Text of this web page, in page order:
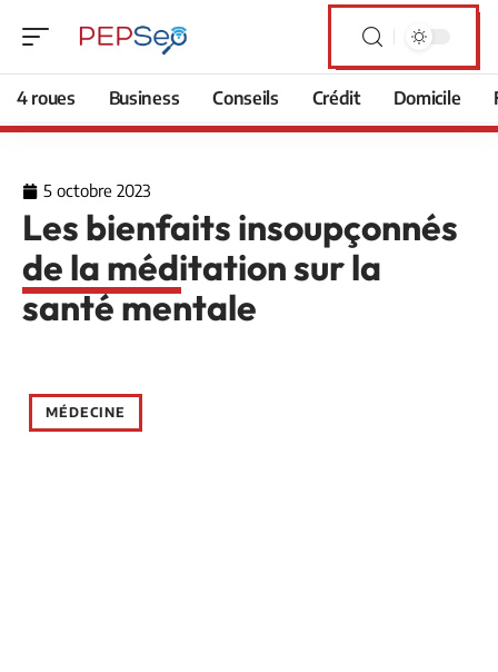
4 roues Business Conseils Crédit Domicile
5 octobre 2023
Les bienfaits insoupçonnés
de la méditation sur la
santé mentale
MÉDECINE